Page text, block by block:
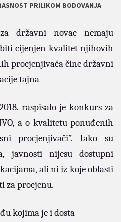
PRILIKOM BODOVANJA
državni novac nemaju
biti cijenjen kvalitet njihovih
procjenjivača čine državni
tajna.
raspisalo je konkurs za
a o kvalitetu ponuđenih
procjenjivači”. Iako su
javnosti nijesu dostupni
ali ni iz koje oblasti
za procjenu.
kojima je i dosta